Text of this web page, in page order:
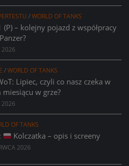
/WORLD OF TANKS
(P) – kolejny pojazd z współpracy
2026
/WORLD OF TANKS
Lipiec, czyli co nasz czeka w
w grze?
2026
OF TANKS
Kolczatka – opis i screeny
2026